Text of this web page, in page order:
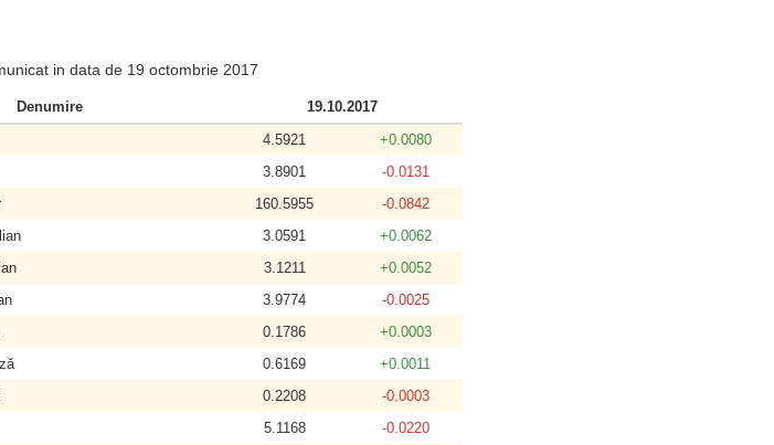
in data de 19 octombrie 2017
Denumire
19.10.2017
4.5921
+0.0080
3.8901
-0.0131
160.5955
-0.0842
3.0591
+0.0062
3.1211
+0.0052
3.9774
-0.0025
0.1786
+0.0003
0.6169
+0.0011
0.2208
-0.0003
5.1168
-0.0220